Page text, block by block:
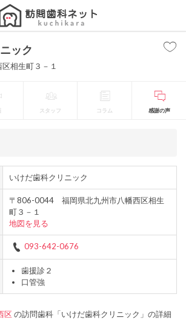
ック
相生町３－１
スタッフ コラム 感謝の声
いけだ歯科クリニック
〒806-0044 福岡県北九州市八幡西区相生
町３－１
地図を見る
093-642-0676
歯援診２
口管強
区の訪問歯科「いけだ歯科クリニック」の詳細